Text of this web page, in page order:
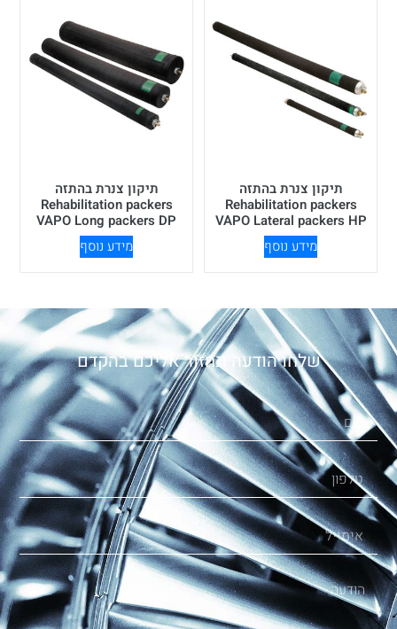
תיקון צנרת בהתזה
Rehabilitation packers
VAPO Lateral packers HP
מידע נוסף
תיקון צנרת בהתזה
Rehabilitation packers
VAPO Long packers DP
מידע נוסף
שלחו הודעה ונחזור אליכם בהקדם